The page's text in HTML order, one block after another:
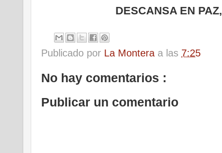
DESCANSA EN
Publicado por La Montera a las 7:25
No hay comentarios :
Publicar un comentario